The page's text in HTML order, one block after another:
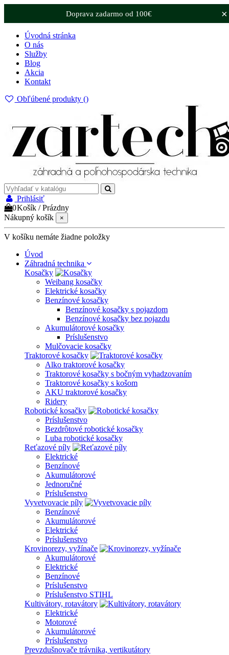
×
Doprava zadarmo od 100€
Úvodná stránka
O nás
Služby
Blog
Akcia
Kontakt
Obľúbené produkty ()
Prihlásiť
0Košík /Prázdny
Nákupný košík
×
V košíku nemáte žiadne položky
Úvod
Záhradná technika
Kosačky
Weibang kosačky
Elektrické kosačky
Benzínové kosačky
Benzínové kosačky s pojazdom
Benzínové kosačky bez pojazdu
Akumulátorové kosačky
Príslušenstvo
Mulčovacie kosačky
Traktorové kosačky
Alko traktorové kosačky
Traktorové kosačky s bočným vyhadzovaním
Traktorové kosačky s košom
AKU traktorové kosačky
Ridery
Robotické kosačky
Príslušenstvo
Bezdrôtové robotické kosačky
Luba robotické kosačky
Reťazové píly
Elektrické
Benzínové
Akumulátorové
Jednoručné
Príslušenstvo
Vyvetvovacie píly
Benzínové
Akumulátorové
Elektrické
Príslušenstvo
Krovinorezy, vyžínače
Akumulátorové
Elektrické
Benzínové
Príslušenstvo
Príslušenstvo STIHL
Kultivátory, rotavátory
Elektrické
Motorové
Akumulátorové
Príslušenstvo
Prevzdušnovače trávnika, vertikutátory